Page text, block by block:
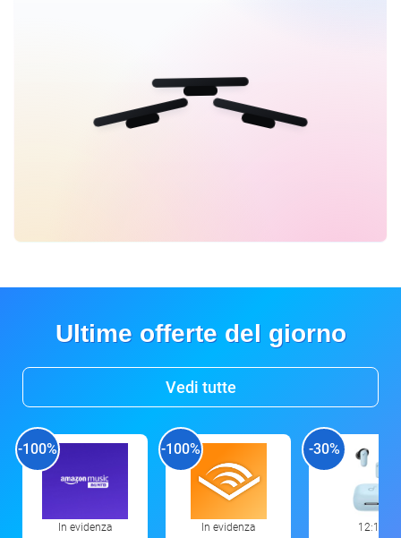
Ultime offerte del giorno
Vedi tutte
-100%
In evidenza
-100%
In evidenza
-30%
12:16